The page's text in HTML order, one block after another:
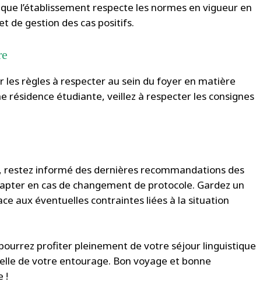
l’établissement respecte les normes en vigueur en
de gestion des cas positifs.
les règles à respecter au sein du foyer en matière
résidence étudiante, veillez à respecter les consignes
informé des dernières recommandations des
en cas de changement de protocole. Gardez un
aux éventuelles contraintes liées à la situation
profiter pleinement de votre séjour linguistique
de votre entourage. Bon voyage et bonne
!